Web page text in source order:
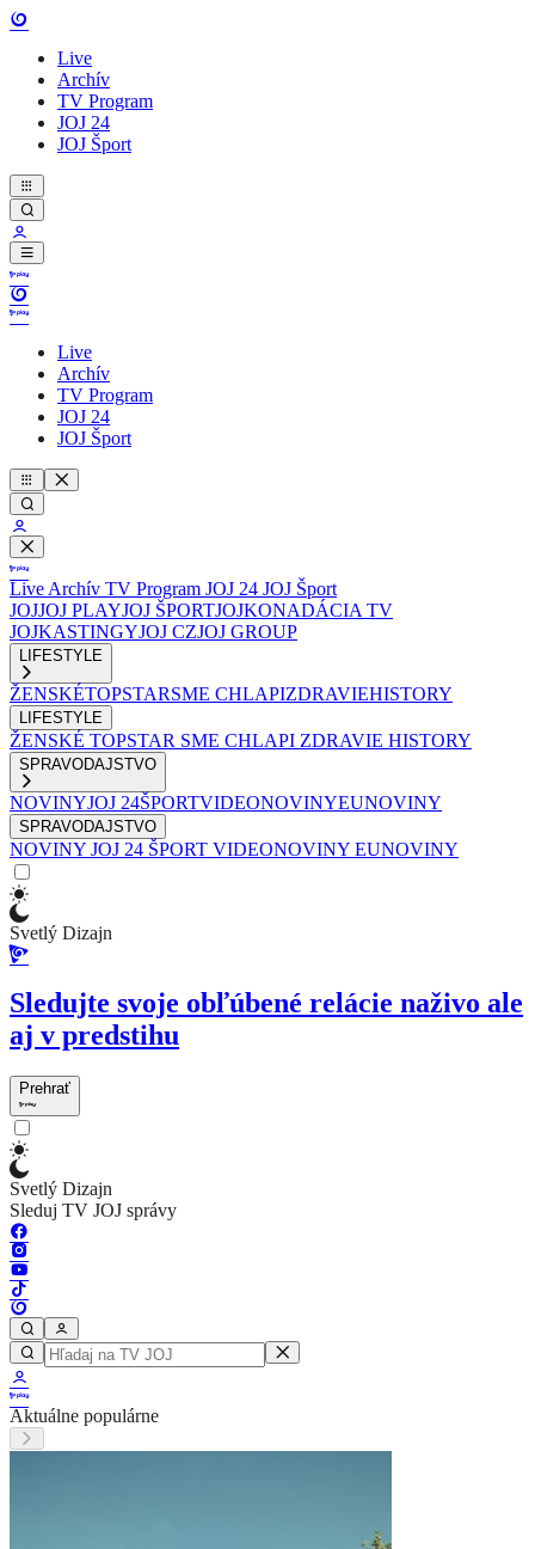
Live
Archív
TV Program
JOJ 24
JOJ Šport
Live
Archív
TV Program
JOJ 24
JOJ Šport
Live Archív TV Program JOJ 24 JOJ Šport
JOJJOJ PLAYJOJ ŠPORTJOJKONADÁCIA TV
JOJKASTINGYJOJ CZJOJ GROUP
LIFESTYLE
ŽENSKÉTOPSTARSME CHLAPIZDRAVIEHISTORY
LIFESTYLE
ŽENSKÉ TOPSTAR SME CHLAPI ZDRAVIE HISTORY
SPRAVODAJSTVO
NOVINYJOJ 24ŠPORTVIDEONOVINYEUNOVINY
SPRAVODAJSTVO
NOVINY JOJ 24 ŠPORT VIDEONOVINY EUNOVINY
Svetlý Dizajn
Sledujte svoje obľúbené relácie naživo ale
aj v predstihu
Prehrať
Svetlý Dizajn
Sleduj TV JOJ správy
Aktuálne populárne